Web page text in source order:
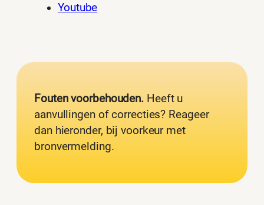
Youtube
Fouten voorbehouden. Heeft u
aanvullingen of correcties? Reageer
dan hieronder, bij voorkeur met
bronvermelding.